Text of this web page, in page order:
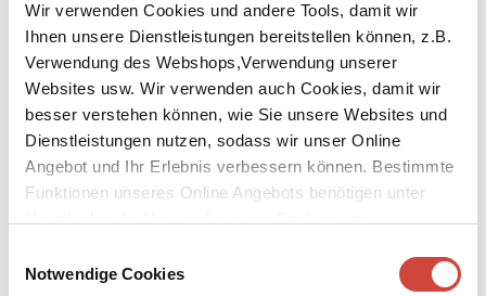
Wir verwenden Cookies und andere Tools, damit wir
Ihnen unsere Dienstleistungen bereitstellen können, z.B.
Verwendung des Webshops,Verwendung unserer
Websites usw. Wir verwenden auch Cookies, damit wir
besser verstehen können, wie Sie unsere Websites und
Dienstleistungen nutzen, sodass wir unser Online
Angebot und Ihr Erlebnis verbessern können. Bestimmte
Funktionen unseres Online Angebots benötigen unter
Notwendige Cookies
Erich
Kästner
Juan Ramón
Jiménez
H.U.
Steger